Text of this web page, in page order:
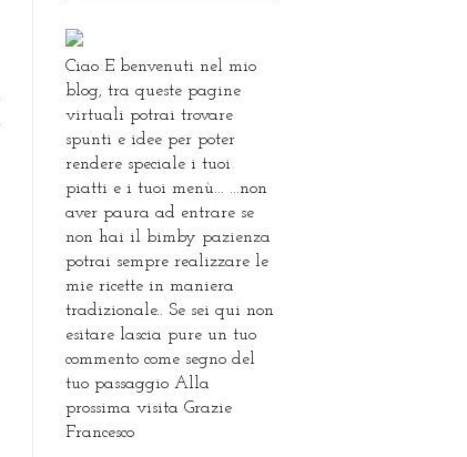
Ciao E benvenuti nel mio
blog, tra queste pagine
virtuali potrai trovare
spunti e idee per poter
rendere speciale i tuoi
piatti e i tuoi menù... ...non
aver paura ad entrare se
non hai il bimby pazienza
potrai sempre realizzare le
mie ricette in maniera
tradizionale.. Se sei qui non
esitare lascia pure un tuo
commento come segno del
tuo passaggio Alla
prossima visita Grazie
Francesco